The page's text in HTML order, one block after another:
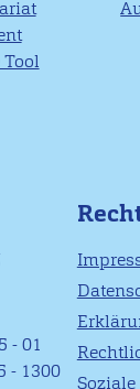
Tool
- 01
- 1300